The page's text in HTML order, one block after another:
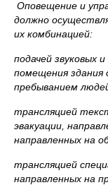
Оповещение и
должно
их комбинацией:
подачей звуковых
помещения
пребыванием
трансляцией
эвакуации,
направленных на
трансляцией
направленных на